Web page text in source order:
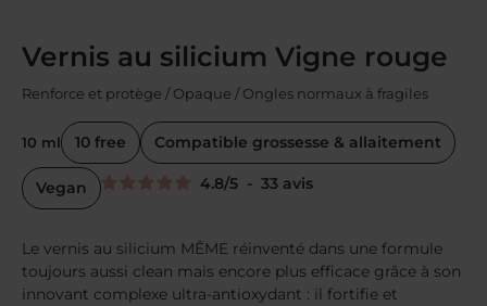
Vernis au silicium Vigne rouge
Renforce et protège / Opaque / Ongles normaux à fragiles
10 ml 10 free Compatible grossesse & allaitement
Vegan 4.8/5 - 33 avis
Le vernis au silicium MÊME réinventé dans une formule
toujours aussi clean mais encore plus efficace grâce à son
innovant complexe ultra-antioxydant : il fortifie et